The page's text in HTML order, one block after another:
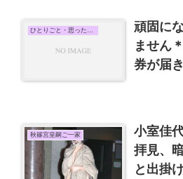
ひとりごと・思ったこと
頑固に
ません
券が届
秋篠宮皇嗣ご一家
小室佳
拝見、
と出掛